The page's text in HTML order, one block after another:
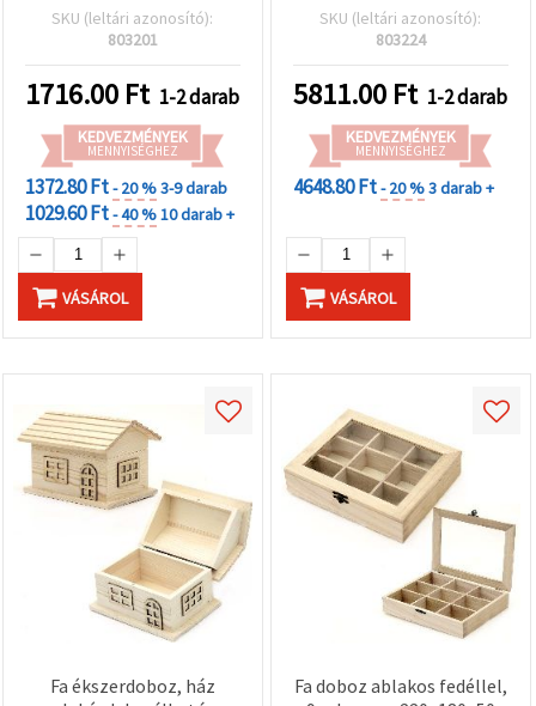
dekupázs/DIY
SKU (leltári azonosító):
803201
1716.00 Ft 1-2 darab
KEDVEZMÉNYEK
MENNYISÉGHEZ
1372.80 Ft- 20 %3-9 darab
1029.60 Ft- 40 %10 darab +
VÁSÁROL
SKU (leltári azonosító):
803224
5811.00 Ft 1-2 darab
KEDVEZMÉNYEK
MENNYISÉGHEZ
4648.80 Ft- 20 %3 darab +
VÁSÁROL
Fa ékszerdoboz, ház
Fa doboz ablakos fedéllel,